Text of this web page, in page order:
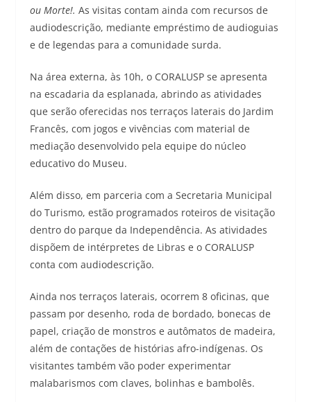
ou Morte!. As visitas contam ainda com recursos de
audiodescrição, mediante empréstimo de audioguias
e de legendas para a comunidade surda.
Na área externa, às 10h, o CORALUSP se apresenta
na escadaria da esplanada, abrindo as atividades
que serão oferecidas nos terraços laterais do Jardim
Francês, com jogos e vivências com material de
mediação desenvolvido pela equipe do núcleo
educativo do Museu.
Além disso, em parceria com a Secretaria Municipal
do Turismo, estão programados roteiros de visitação
dentro do parque da Independência. As atividades
dispõem de intérpretes de Libras e o CORALUSP
conta com audiodescrição.
Ainda nos terraços laterais, ocorrem 8 oficinas, que
passam por desenho, roda de bordado, bonecas de
papel, criação de monstros e autômatos de madeira,
além de contações de histórias afro-indígenas. Os
visitantes também vão poder experimentar
malabarismos com claves, bolinhas e bambolês.